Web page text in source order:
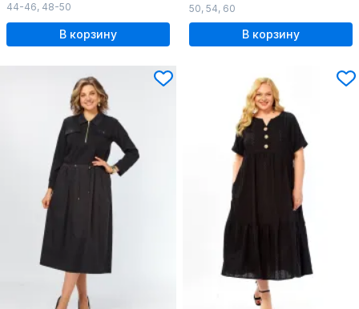
44-46, 48-50
В корзину
50, 54, 60
В корзину